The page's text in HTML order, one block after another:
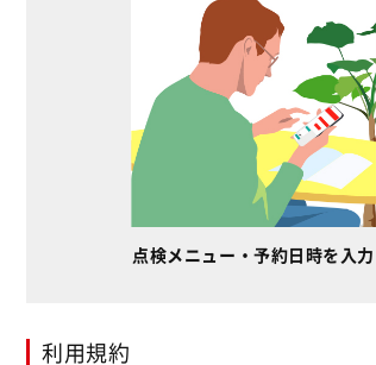
点検メニュー・予約日時を入力
利用規約